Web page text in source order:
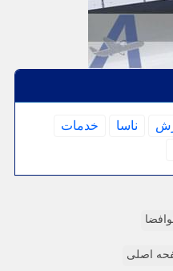
ناسا
خدمات
اصلی